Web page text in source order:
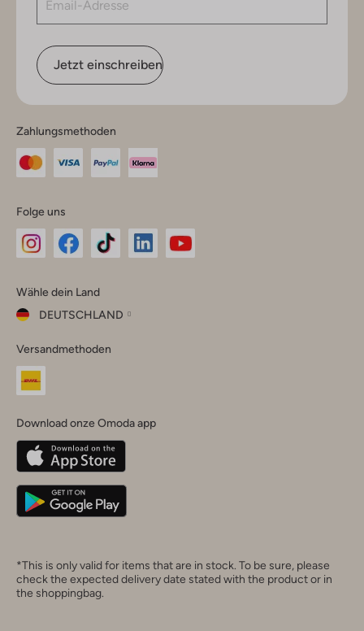
Jetzt einschreiben
Zahlungsmethoden
Folge uns
Instagram
Facebook
TikTok
Wähle dein Land
DEUTSCHLAND
dein
Land
Belgique(Français)
Deutschland
Versandmethoden
Download onze Omoda app
*This is only valid for items that are in stock. To be sure, please
check the expected delivery date stated with the product or in
the shoppingbag.